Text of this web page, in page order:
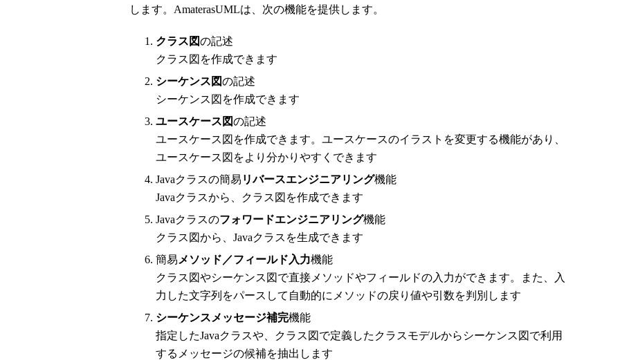
します。AmaterasUMLは、次の機能を提供します。
クラス図の記述
クラス図を作成できます
シーケンス図の記述
シーケンス図を作成できます
ユースケース図の記述
ユースケース図を作成できます。ユースケースのイラストを変更する機能があり、
ユースケース図をより分かりやすくできます
Javaクラスの簡易 リバースエンジニアリング機能
Javaクラスから、クラス図を作成できます
Javaクラスのフォワードエンジニアリング機能
クラス図から、Javaクラスを生成できます
簡易 メソッド／フィールド入力機能
クラス図やシーケンス図で直接メソッドやフィールドの入力ができます。また、入
力した文字列をパースして自動的にメソッドの戻り値や引数を判別します
シーケンスメッセージ補完機能
指定したJavaクラスや、クラス図で定義したクラスモデルからシーケンス図で利用
するメッセージの候補を抽出します